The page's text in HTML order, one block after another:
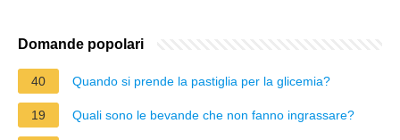
Domande popolari
40 Quando si prende la pastiglia per la glicemia?
19 Quali sono le bevande che non fanno ingrassare?